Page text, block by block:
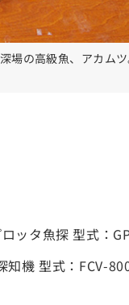
場の高級魚、アカム
ッタ魚探 型式：
知機 型式：FCV-